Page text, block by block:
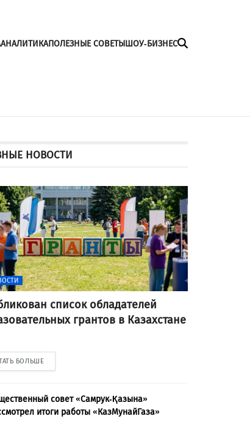
АНАЛИТИКАПОЛЕЗНЫЕ СОВЕТЫШОУ-БИЗНЕС
НОВОСТИ
список обладателей
грантов в Казахстане
БОЛЬШЕ
совет «Самрук-Қазына»
итоги работы «КазМунайГаза»